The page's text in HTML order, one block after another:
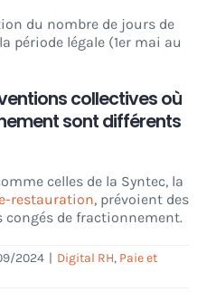
du nombre de jours de
période légale (1er mai au
collectives où
sont différents
celles de la Syntec, la
restauration, prévoient des
congés de fractionnement.
2024 Digital RH, Paie et